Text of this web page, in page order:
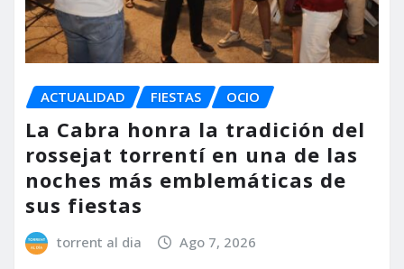
ACTUALIDAD FIESTAS OCIO
La Cabra honra la tradición del
rossejat torrentí en una de las
noches más emblemáticas de
sus fiestas
torrent al dia Ago 7, 2026